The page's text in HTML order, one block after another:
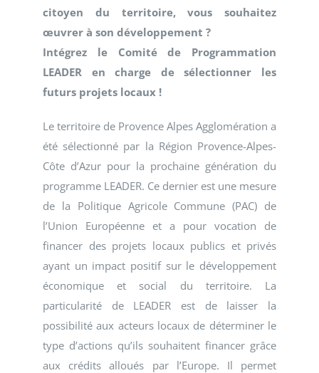
citoyen du territoire, vous souhaitez
œuvrer à son développement ?
Intégrez le Comité de Programmation
LEADER en charge de sélectionner les
futurs projets locaux !
Le territoire de Provence Alpes Agglomération a
été sélectionné par la Région Provence-Alpes-
Côte d’Azur pour la prochaine génération du
programme LEADER. Ce dernier est une mesure
de la Politique Agricole Commune (PAC) de
l’Union Européenne et a pour vocation de
financer des projets locaux publics et privés
ayant un impact positif sur le développement
économique et social du territoire. La
particularité de LEADER est de laisser la
possibilité aux acteurs locaux de déterminer le
type d’actions qu’ils souhaitent financer grâce
aux crédits alloués par l’Europe. Il permet